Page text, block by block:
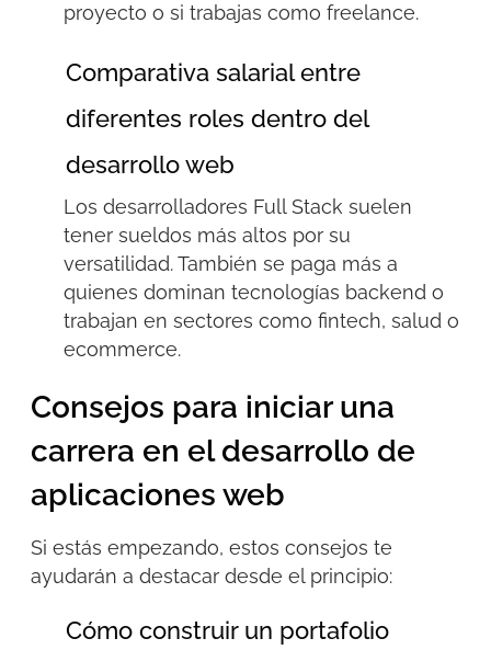
proyecto o si trabajas como freelance.
Comparativa salarial entre
diferentes roles dentro del
desarrollo web
Los desarrolladores FullStack suelen
tener sueldos más altos por su
versatilidad. También se paga más a
quienes dominan tecnologías backend o
trabajan en sectores como fintech, salud o
ecommerce.
Consejos para iniciar una
carrera en el desarrollo de
aplicaciones web
Si estás empezando, estos consejos te
ayudarán a destacar desde el principio:
Cómo construir un portafolio